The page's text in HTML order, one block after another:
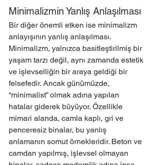
Minimalizmin Yanlış Anlaşılması
Bir diğer önemli etken ise minimalizm
anlayışının yanlış anlaşılması.
Minimalizm, yalnızca basitleştirilmiş bir
yaşam tarzı değil, aynı zamanda estetik
ve işlevselliğin bir araya geldiği bir
felsefedir. Ancak günümüzde,
“minimalist” olmak adına yapılan
hatalar giderek büyüyor. Özellikle
mimari alanda, camla kaplı, gri ve
penceresiz binalar, bu yanlış
anlamanın somut örnekleridir. Beton ve
camdan yapılmış, işlevsel olmayan